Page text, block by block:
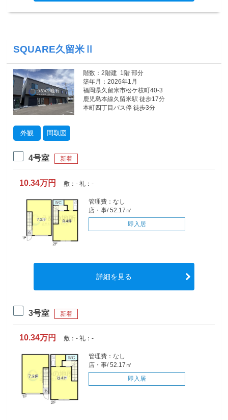
SQUARE久留米Ⅱ
外観 間取図
階数：2階建 1階 部分
築年月：2026年1月
福岡県久留米市松ケ枝町40-3
鹿児島本線久留米駅 徒歩17分
本町四丁目バス停 徒歩3分
4号室 新着
10.34万円 敷：- 礼：-
管理費：なし
店・事/ 52.17㎡
即入居
詳細を見る
3号室 新着
10.34万円 敷：- 礼：-
管理費：なし
店・事/ 52.17㎡
即入居